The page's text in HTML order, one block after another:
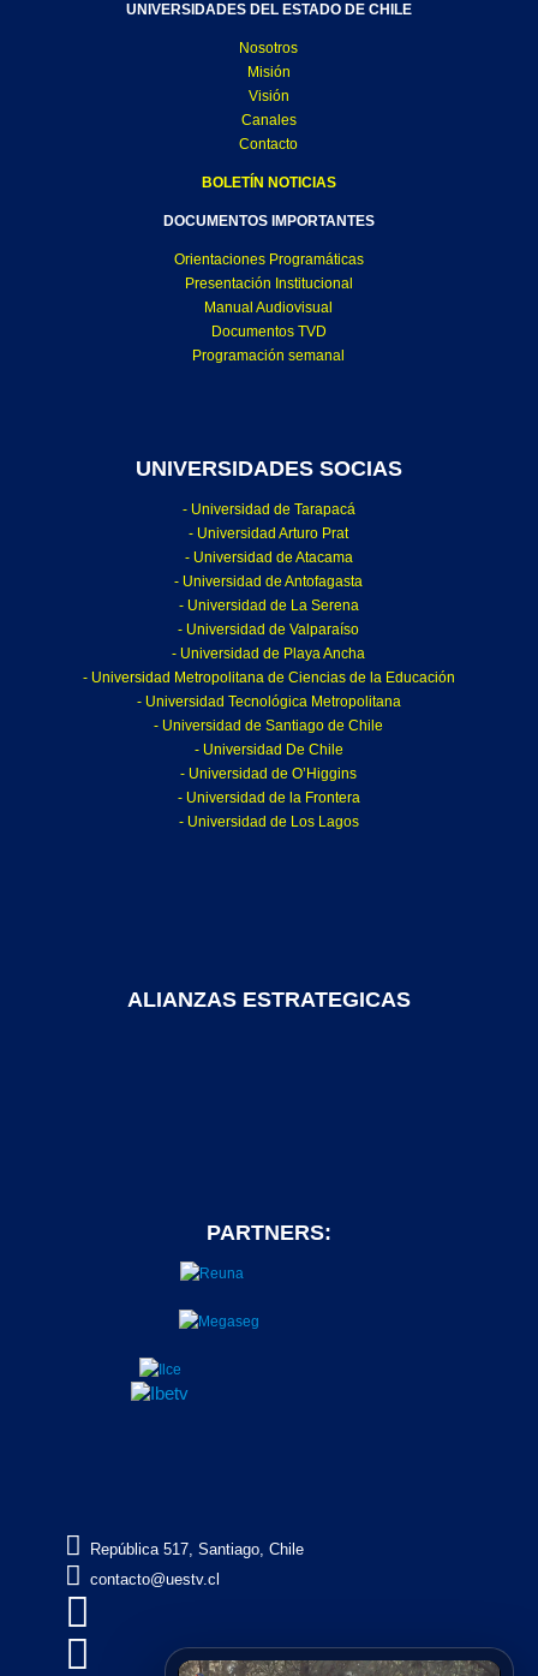
UNIVERSIDADES DEL ESTADO DE CHILE
Nosotros
Misión
Visión
Canales
Contacto
BOLETÍN NOTICIAS
DOCUMENTOS IMPORTANTES
Orientaciones Programáticas
Presentación Institucional
Manual Audiovisual
Documentos TVD
Programación semanal
UNIVERSIDADES SOCIAS
- Universidad de Tarapacá
- Universidad Arturo Prat
- Universidad de Atacama
- Universidad de Antofagasta
- Universidad de La Serena
- Universidad de Valparaíso
- Universidad de Playa Ancha
- Universidad Metropolitana de Ciencias de la Educación
- Universidad Tecnológica Metropolitana
- Universidad de Santiago de Chile
- Universidad De Chile
- Universidad de O’Higgins
- Universidad de la Frontera
- Universidad de Los Lagos
ALIANZAS ESTRATEGICAS
PARTNERS:
 República 517, Santiago, Chile
 contacto@uestv.cl

